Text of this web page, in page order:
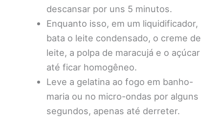
descansar por uns 5 minutos.
Enquanto isso, em um liquidificador,
bata o leite condensado, o creme de
leite, a polpa de maracujá e o açúcar
até ficar homogêneo.
Leve a gelatina ao fogo em banho-
maria ou no micro-ondas por alguns
segundos, apenas até derreter.